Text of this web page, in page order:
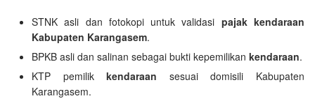
STNK asli dan fotokopi untuk validasi pajak kendaraan
Kabupaten Karangasem.
BPKB asli dan salinan sebagai bukti kepemilikan kendaraan.
KTP pemilikkendaraan sesuai domisili Kabupaten
Karangasem.